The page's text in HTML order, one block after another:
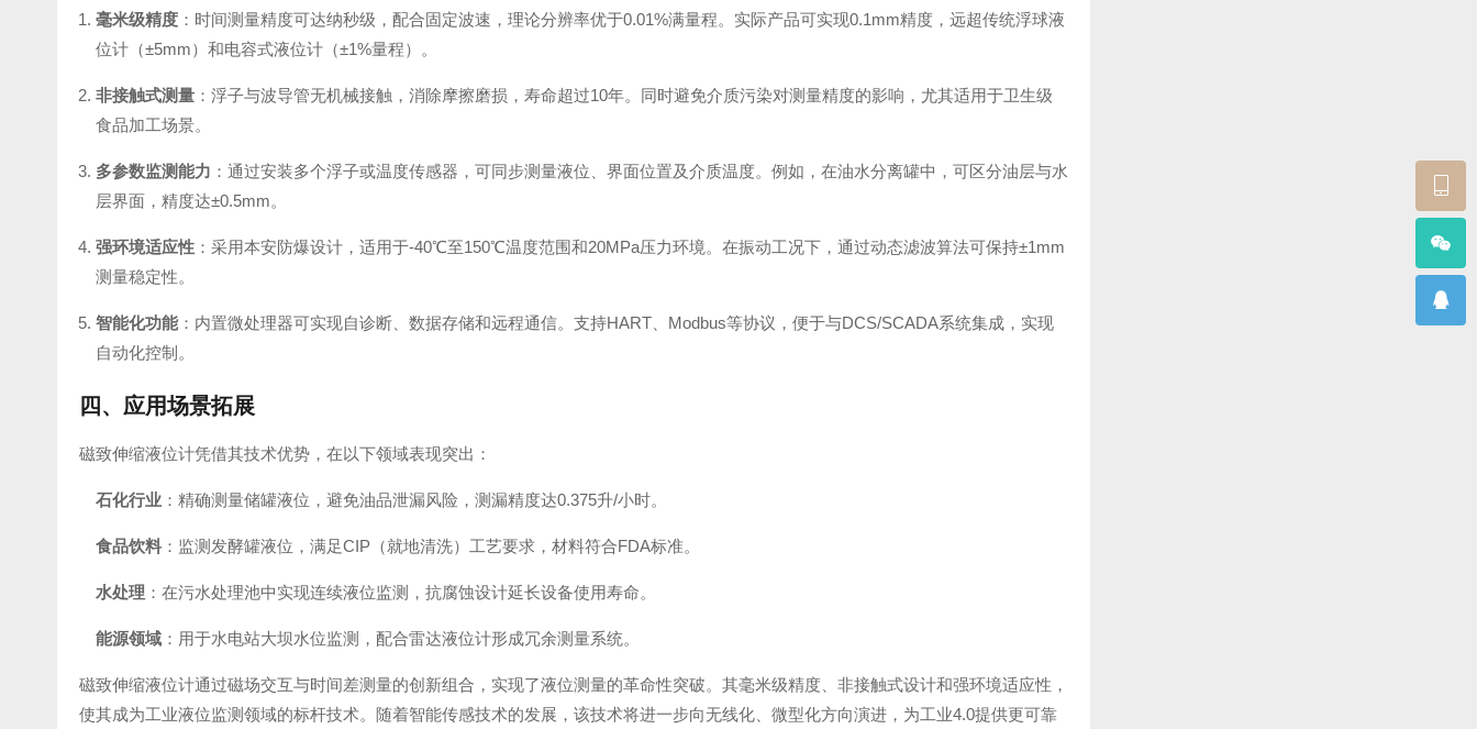
毫米级精度 ：时间测量精度可达纳秒级，配合固定波速，理论分辨率优于0.01%满量程。实际产品可实现0.1mm精度，远超传统浮球液
位计（±5mm）和电容式液位计（±1%量程）。
非接触式测量 ：浮子与波导管无机械接触，消除摩擦磨损，寿命超过10年。同时避免介质污染对测量精度的影响，尤其适用于卫生级
食品加工场景。
多参数监测能力 ：通过安装多个浮子或温度传感器，可同步测量液位、界面位置及介质温度。例如，在油水分离罐中，可区分油层与水
层界面，精度达±0.5mm。
强环境适应性 ：采用本安防爆设计，适用于-40℃至150℃温度范围和20MPa压力环境。在振动工况下，通过动态滤波算法可保持±1mm
测量稳定性。
智能化功能 ：内置微处理器可实现自诊断、数据存储和远程通信。支持HART、Modbus等协议，便于与DCS/SCADA系统集成，实现
自动化控制。
四、应用场景拓展
磁致伸缩液位计凭借其技术优势，在以下领域表现突出：
石化行业 ：精确测量储罐液位，避免油品泄漏风险，测漏精度达0.375升/小时。
食品饮料 ：监测发酵罐液位，满足CIP（就地清洗）工艺要求，材料符合FDA标准。
水处理 ：在污水处理池中实现连续液位监测，抗腐蚀设计延长设备使用寿命。
能源领域 ：用于水电站大坝水位监测，配合雷达液位计形成冗余测量系统。
磁致伸缩液位计通过磁场交互与时间差测量的创新组合，实现了液位测量的革命性突破。其毫米级精度、非接触式设计和强环境适应性，
使其成为工业液位监测领域的标杆技术。随着智能传感技术的发展，该技术将进一步向无线化、微型化方向演进，为工业4.0提供更可靠